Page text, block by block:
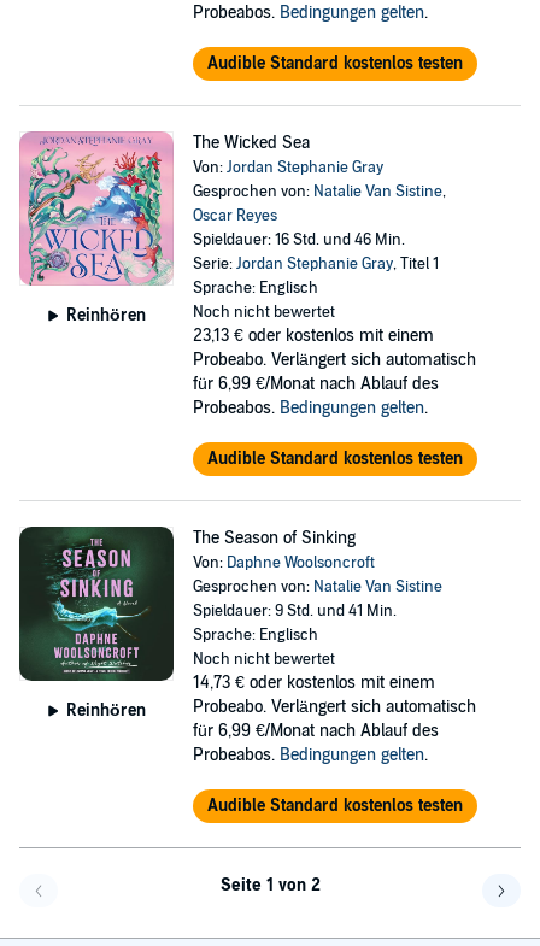
Probeabos. Bedingungen gelten.
Audible Standard kostenlos testen
Reinhören
The Wicked Sea
Von:Jordan Stephanie Gray
Gesprochen von: Natalie Van Sistine,
Oscar Reyes
Spieldauer: 16 Std. und 46 Min.
Serie:Jordan Stephanie Gray, Titel 1
Sprache: Englisch
Noch nicht bewertet
23,13 € oder kostenlos mit einem
Probeabo. Verlängert sich automatisch
für 6,99 €/Monat nach Ablauf des
Probeabos. Bedingungen gelten.
Audible Standard kostenlos testen
Reinhören
The Season of Sinking
Von: Daphne Woolsoncroft
Gesprochen von: Natalie Van Sistine
Spieldauer: 9 Std. und 41 Min.
Sprache: Englisch
Noch nicht bewertet
14,73 € oder kostenlos mit einem
Probeabo. Verlängert sich automatisch
für 6,99 €/Monat nach Ablauf des
Probeabos. Bedingungen gelten.
Audible Standard kostenlos testen
Seite 1 von 2